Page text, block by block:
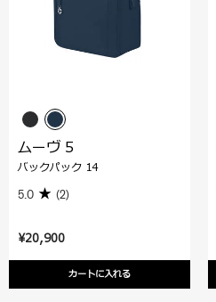
¥20,900
カートに入れる
ムーヴ 5
バックパック 14
5.0 (2)